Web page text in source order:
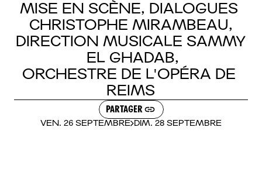
RESSOURCES
PRATIQUE
LE BAR
BILLETTERIE
MAGAZINE NUMÉRIQUE
ACTUALITÉS
MISE EN SCÈNE, DIALOGUES
CHRISTOPHE MIRAMBEAU,
DIRECTION MUSICALE SAMMY
EL GHADAB,
ORCHESTRE DE L'OPÉRA DE
REIMS
PARTAGER
VEN. 26 SEPTEMBRE DIM. 28 SEPTEMBRE